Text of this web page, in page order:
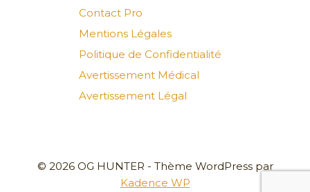
Contact Pro
Mentions Légales
Politique de Confidentialité
Avertissement Médical
Avertissement Légal
© 2026 OG HUNTER - Thème WordPress par
Kadence WP